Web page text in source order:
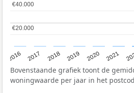
2016 2017 2018 2019 2020 2021
€20.000
€20.000
€40.000
€40.000
Bovenstaande grafiek toont de
woningwaarde per jaar in het